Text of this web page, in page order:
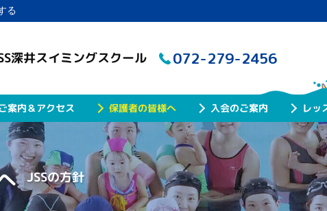
る
深井スイミングスクール 072-279-2456
案内＆アクセス 保護者の皆様へ 入会のご案内 レッ
JSSの方針